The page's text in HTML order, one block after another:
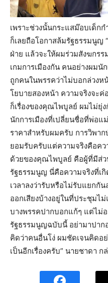
เพราะช่วงนั้นกระแสม๊อบเด็ก
ก็เลยถือโอกาสล้มรัฐธรรมนูญ
ฝ่าย แล้วจะให้ผมร่วมสังฆกร
เกมการเมืองกัน คนอย่างผมนั
ถูกคนในพรรคว่าไม่บอกล่วงห
โยบายสองหน้า ความจริงจะ
ก็เรื่องของคุณไพบูลย์ ผมไม่ยุ่
นักการเมืองที่เปลี่ยนชื่อที่พ่อแ
ราคาสำหรับผมครับ การวิพา
ยอมรับครับแต่ความจริงคือค
ด้วยของคุณไพบูลย์ คือผู้ที่มีส่
รัฐธรรมนูญ นี่คือความจริงที่เ
เวลาลงว่ารับหรือไม่รับแยกกั
ออกเสียงบ้างอยู่ในที่ประชุมไ
บางพรรคปากบอกแก้ๆ แต่ไม่
รัฐธรรมนูญฉบับนี้ อย่ามาปาก
คิดว่าคนอื่นโง่ ผมชัดเจนคิดอ
เป็นอีกเรื่องครับ” นายชาดา ก